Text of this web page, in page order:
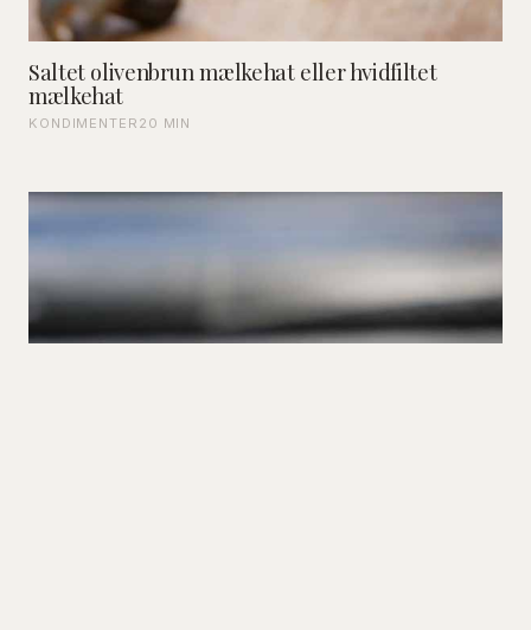
Saltet olivenbrun mælkehat eller hvidfiltet
mælkehat
KONDIMENTER 20 MIN